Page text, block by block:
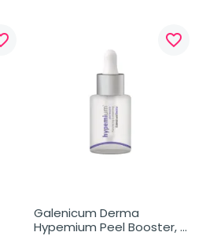
favorite_border
Galenicum Derma
Hypemium Peel Booster,